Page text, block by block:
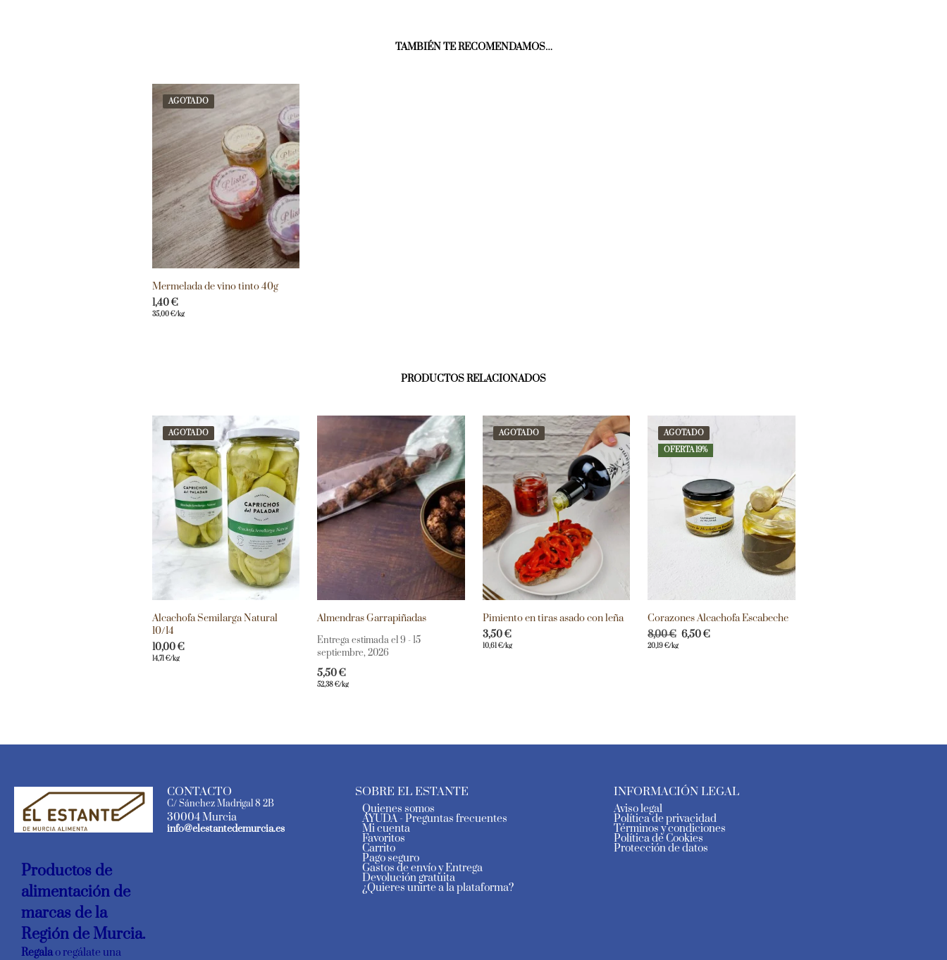
TAMBIÉN TE RECOMENDAMOS…
AGOTADO
Mermelada de vino tinto 40g
1,40€
35,00€/kg
PRODUCTOS RELACIONADOS
AGOTADO
Alcachofa Semilarga Natural
10/14
10,00€
14,71€/kg
Almendras Garrapiñadas
Entrega estimada el 9 - 15
septiembre, 2026
5,50€
52,38€/kg
AGOTADO
Pimiento en tiras asado con leña
3,50€
10,61€/kg
AGOTADO
OFERTA 19%
Corazones Alcachofa Escabeche
8,00€ 6,50€
20,19€/kg
Productos de
alimentación de
marcas de la
Región de Murcia.
Regalao regálate una
CONTACTO
C/ Sánchez Madrigal 8 2B
30004 Murcia
info@elestantedemurcia.es
SOBRE EL ESTANTE
Quienes somos
AYUDA - Preguntas frecuentes
Mi cuenta
Favoritos
Carrito
Pago seguro
Gastos de envío y Entrega
Devolución gratuita
¿Quieres unirte a la plataforma?
INFORMACIÓN LEGAL
Aviso legal
Política de privacidad
Términos y condiciones
Política de Cookies
Protección de datos